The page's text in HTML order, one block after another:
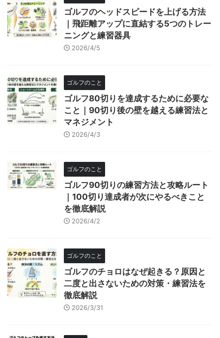
ゴルフのヘッドスピードを上げる方法
｜飛距離アップに直結する5つのトレー
ニングと練習器具
2026/4/5
ゴルフのこと
ゴルフ80切りを達成するために必要な
こと｜90切り後の壁を越える練習法と
マネジメント
2026/4/3
ゴルフのこと
ゴルフ90切りの練習方法と攻略ルート
｜100切り達成者が次にやるべきこと
を徹底解説
2026/4/2
ゴルフのこと
ゴルフのチョロはなぜ起きる？原因と
二度と出さないための対策・練習法を
徹底解説
2026/3/31